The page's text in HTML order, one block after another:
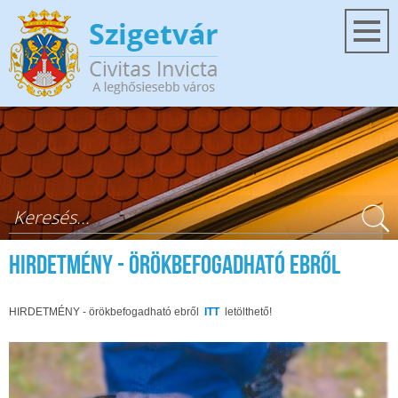
Ugrás a tartalomra
Keresés űrlap
HIRDETMÉNY - örökbefogadható ebről
HIRDETMÉNY - örökbefogadható ebről ITT letölthető!